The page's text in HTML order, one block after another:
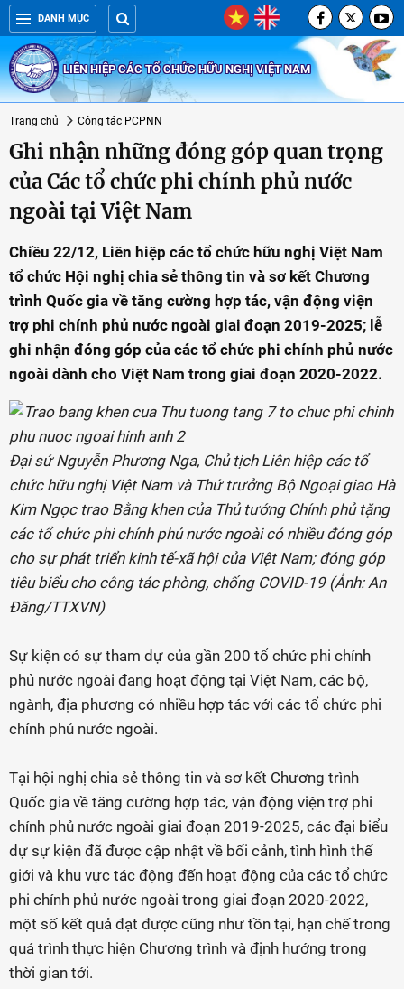
DANH MỤC
LIÊN HIỆP CÁC TỔ CHỨC HỮU NGHỊ VIỆT NAM
Trang chủ Công tác PCPNN
Ghi nhận những đóng góp quan trọng
của Các tổ chức phi chính phủ nước
ngoài tại Việt Nam
Chiều 22/12, Liên hiệp các tổ chức hữu nghị Việt Nam
tổ chức Hội nghị chia sẻ thông tin và sơ kết Chương
trình Quốc gia về tăng cường hợp tác, vận động viện
trợ phi chính phủ nước ngoài giai đoạn 2019-2025; lễ
ghi nhận đóng góp của các tổ chức phi chính phủ nước
ngoài dành cho Việt Nam trong giai đoạn 2020-2022.
Đại sứ Nguyễn Phương Nga, Chủ tịch Liên hiệp các tổ
chức hữu nghị Việt Nam và Thứ trưởng Bộ Ngoại giao Hà
Kim Ngọc trao Bằng khen của Thủ tướng Chính phủ tặng
các tổ chức phi chính phủ nước ngoài có nhiều đóng góp
cho sự phát triển kinh tế-xã hội của Việt Nam; đóng góp
tiêu biểu cho công tác phòng, chống COVID-19 (Ảnh: An
Đăng/TTXVN)
Sự kiện có sự tham dự của gần 200 tổ chức phi chính
phủ nước ngoài đang hoạt động tại Việt Nam, các bộ,
ngành, địa phương có nhiều hợp tác với các tổ chức phi
chính phủ nước ngoài.
Tại hội nghị chia sẻ thông tin và sơ kết Chương trình
Quốc gia về tăng cường hợp tác, vận động viện trợ phi
chính phủ nước ngoài giai đoạn 2019-2025, các đại biểu
dự sự kiện đã được cập nhật về bối cảnh, tình hình thế
giới và khu vực tác động đến hoạt động của các tổ chức
phi chính phủ nước ngoài trong giai đoạn 2020-2022,
một số kết quả đạt được cũng như tồn tại, hạn chế trong
quá trình thực hiện Chương trình và định hướng trong
thời gian tới.